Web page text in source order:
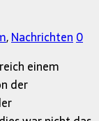
,Nachrichten0
einem
der